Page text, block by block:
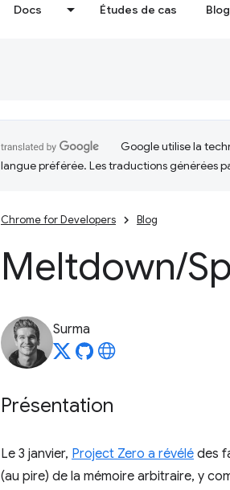
Docs Études de cas Blog
Google utilise la
langue préférée. Les traductions générées
Chrome for Developers Blog
Meltdown/
Surma
Présentation
Le 3 janvier, Project Zero a révélé des
(au pire) de la mémoire arbitraire, y